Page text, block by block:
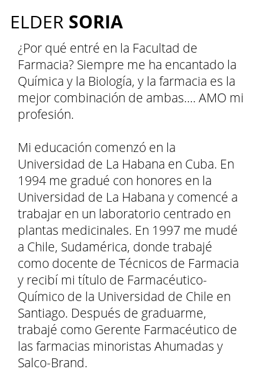
ELDER SORIA
¿Por qué entré en la Facultad de
Farmacia? Siempre me ha encantado la
Química y la Biología, y la farmacia es la
mejor combinación de ambas.... AMO mi
profesión.
Mi educación comenzó en la
Universidad de La Habana en Cuba. En
1994 me gradué con honores en la
Universidad de La Habana y comencé a
trabajar en un laboratorio centrado en
plantas medicinales. En 1997 me mudé
a Chile, Sudamérica, donde trabajé
como docente de Técnicos de Farmacia
y recibí mi título de Farmacéutico-
Químico de la Universidad de Chile en
Santiago. Después de graduarme,
trabajé como Gerente Farmacéutico de
las farmacias minoristas Ahumadas y
Salco-Brand.